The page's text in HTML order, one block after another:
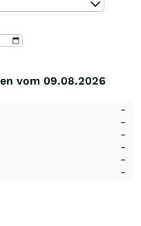
vom 09.08.2026
-
-
-
-
-
-